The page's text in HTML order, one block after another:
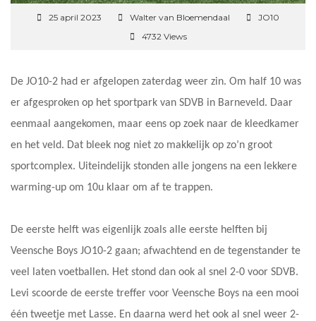
25 april 2023 Walter van Bloemendaal
JO10
4732 Views
De JO10-2 had er afgelopen zaterdag weer zin. Om half 10 was
er afgesproken op het sportpark van SDVB in Barneveld. Daar
eenmaal aangekomen, maar eens op zoek naar de kleedkamer
en het veld. Dat bleek nog niet zo makkelijk op zo’n groot
sportcomplex. Uiteindelijk stonden alle jongens na een lekkere
warming-up om 10u klaar om af te trappen.
De eerste helft was eigenlijk zoals alle eerste helften bij
Veensche Boys JO10-2 gaan; afwachtend en de tegenstander te
veel laten voetballen. Het stond dan ook al snel 2-0 voor SDVB.
Levi scoorde de eerste treffer voor Veensche Boys na een mooi
één tweetje met Lasse. En daarna werd het ook al snel weer 2-